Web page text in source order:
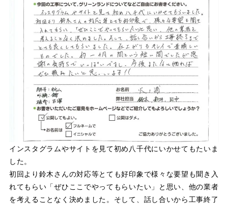
インスタグラムやサイトを見て初め八千代にいかせてもたいま
した。
初回より鈴木さんの対応等とても好印象で様々な要望も聞き入
れてもらい「ぜひここでやってもらいたい」と思い、他の業者
を考えることなく決めました。そして、話し合いから工事終了